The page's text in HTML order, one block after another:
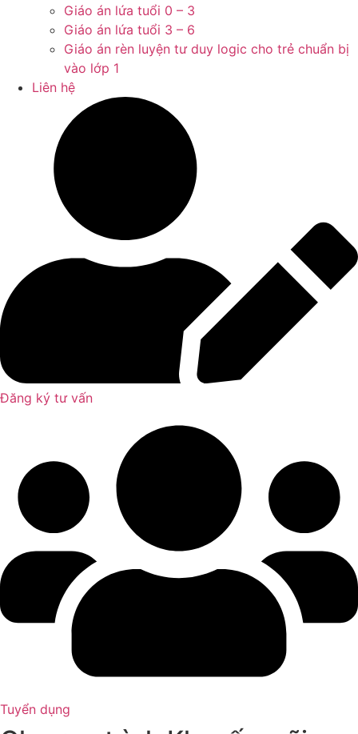
Giáo án lứa tuổi 0 – 3
Giáo án lứa tuổi 3 – 6
Giáo án rèn luyện tư duy logic cho trẻ chuẩn bị
vào lớp 1
Liên hệ
Đăng ký tư vấn
Tuyển dụng